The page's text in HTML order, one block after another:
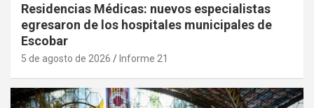
Residencias Médicas: nuevos especialistas
egresaron de los hospitales municipales de
Escobar
5 de agosto de 2026 Informe 21